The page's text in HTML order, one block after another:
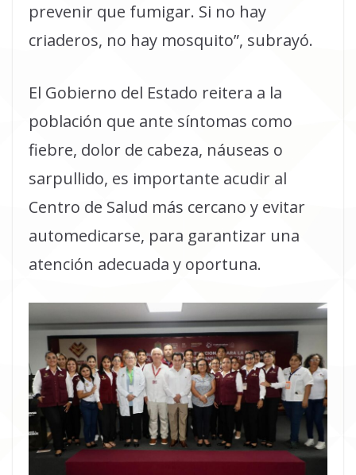
prevenir que fumigar. Si no hay
criaderos, no hay mosquito”, subrayó.
El Gobierno del Estado reitera a la
población que ante síntomas como
fiebre, dolor de cabeza, náuseas o
sarpullido, es importante acudir al
Centro de Salud más cercano y evitar
automedicarse, para garantizar una
atención adecuada y oportuna.